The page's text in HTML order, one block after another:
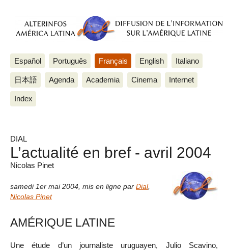
Español Português Français English Italiano
日本語 Agenda Academia Cinema Internet
Index
DIAL
L’actualité en bref - avril 2004
Nicolas Pinet
samedi 1er mai 2004 mis en ligne par Dial,
Nicolas Pinet
AMÉRIQUE LATINE
Une étude d’un journaliste uruguayen, Julio Scavino,